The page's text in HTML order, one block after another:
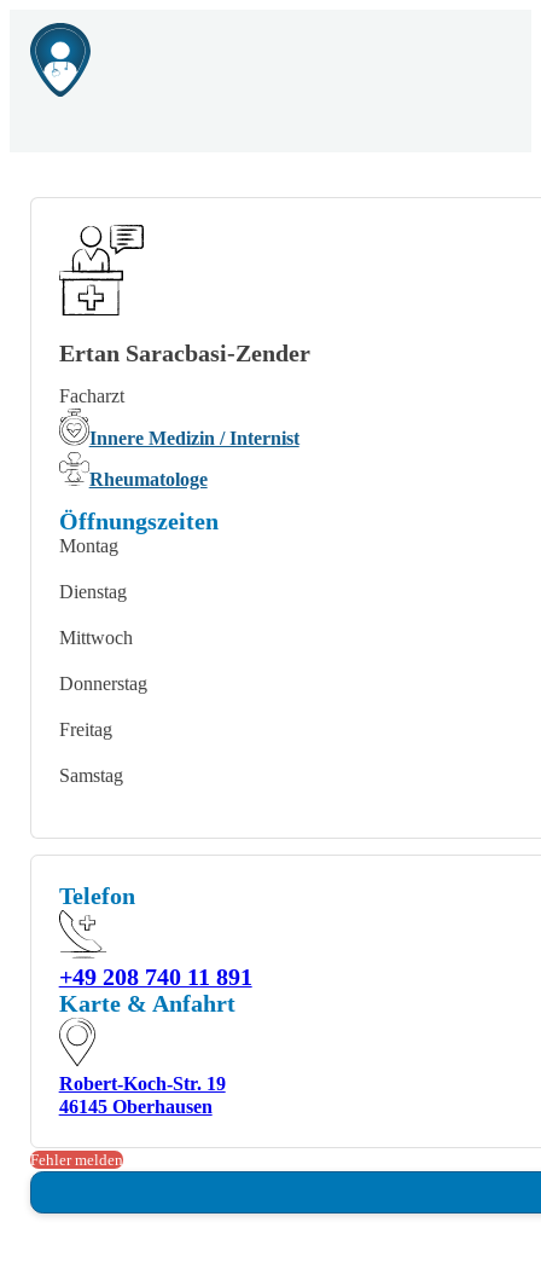
Telefon
+49 208 740 11 891
Karte & Anfahrt
Robert-Koch-Str. 19
46145 Oberhausen
Ertan Saracbasi-Zender
Facharzt
Innere Medizin / Internist
Rheumatologe
Öffnungszeiten
Montag
Dienstag
Mittwoch
Donnerstag
Freitag
Samstag
Fehler melden